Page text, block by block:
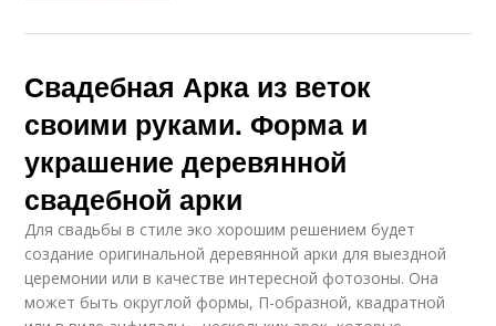
Свадебная Арка из веток
своими руками. Форма и
украшение деревянной
свадебной арки
Для свадьбы в стиле эко хорошим решением будет
создание оригинальной деревянной арки для выездной
церемонии или в качестве интересной фотозоны. Она
может быть округлой формы, П-образной, квадратной